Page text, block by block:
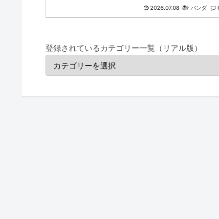
2026.07.08 パンダ
登録されているカテゴリー一覧（リアル版）